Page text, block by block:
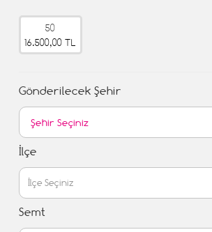
50
16.500,00 TL
Gönderilecek Şehir
İlçe
Semt